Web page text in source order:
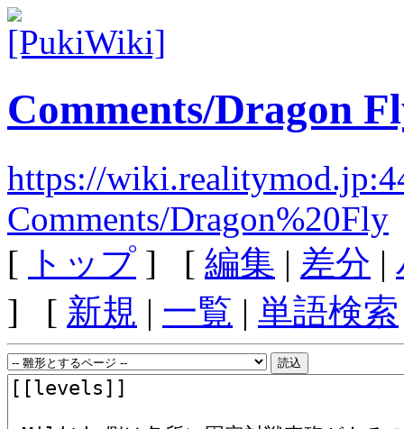
Comments/Dragon
https://
Comments/Dragon%20Fly
[ トップ ] [ 編集 | 差分 |
] [ 新規 | 一覧 | 単語検索